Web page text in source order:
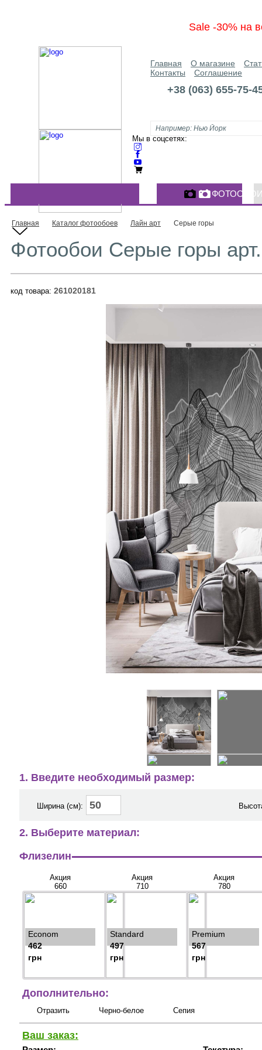
Sale -30% на
Главная О магазине
Контакты
Соглашение
+38 (063) 655-75-
Мы в соцсетях:
КАТАЛОГ ФОТООБОЕВ
Главная Каталог фотообоев Лайн арт Серые горы
Фотообои Серые горы
код товара: 261020181
1. Введите необходимый размер:
Ширина (см):
2. Выберите материал:
Флизелин
Акция
660
Econom
462
грн
Акция
710
Standard
497
грн
Акция
780
Premium
567
грн
Дополнительно:
Отразить Черно-белое Сепия
Ваш заказ: